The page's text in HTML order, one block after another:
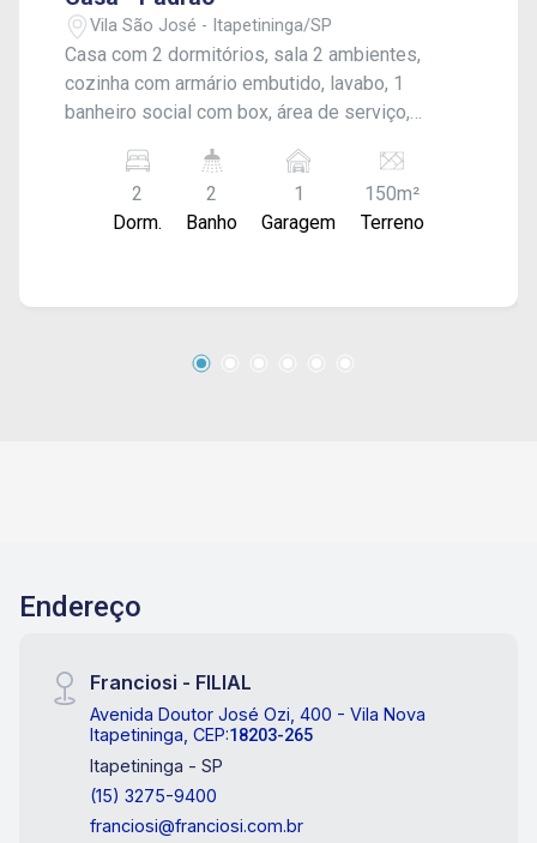
Vila São José - Itapetininga/SP
Casa com 2 dormitórios, sala 2 ambientes,
cozinha com armário embutido, lavabo, 1
banheiro social com box, área de serviço,
Acabamento: laje, piso frio, laminado, cozinha e
banheiro azulejados.
2
Dorm.
2
Banho
1
Garagem
150m²
Terreno
Endereço
Franciosi - FILIAL
Avenida Doutor José Ozi, 400 - Vila Nova
Itapetininga, CEP:18203-265
Itapetininga - SP
(15) 3275-9400
franciosi@franciosi.com.br